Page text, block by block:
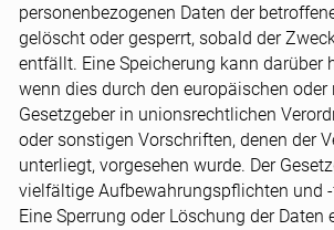
personenbezogenen Daten der
gelöscht oder gesperrt, sobald der
entfällt. Eine Speicherung kann darüber
wenn dies durch den europäischen oder
Gesetzgeber in unionsrechtlichen
oder sonstigen Vorschriften, denen der
unterliegt, vorgesehen wurde. Der
vielfältige Aufbewahrungspflichten und
Eine Sperrung oder Löschung der Daten